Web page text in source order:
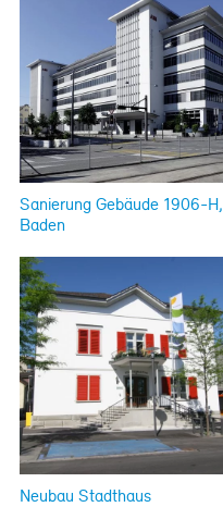
Sanierung Gebäude 1906-H,
Baden
Neubau Stadthaus